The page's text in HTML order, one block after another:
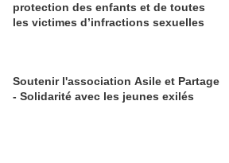
protection des enfants et de toutes
les victimes d’infractions sexuelles
Soutenir l'association Asile et Partage
- Solidarité avec les jeunes exilés